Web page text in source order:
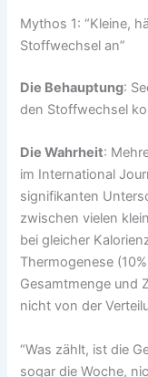
Mythos 1: “Kleine,
Stoffwechsel an”
Die Behauptung:
den Stoffwechsel
Die Wahrheit:
im International
signifikanten
zwischen vielen
bei gleicher
Thermogenese
Gesamtmenge und
nicht von der
“Was zählt, ist die
sogar die Woche,